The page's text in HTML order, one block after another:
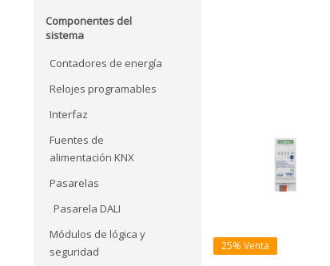
Componentes del
sistema
Contadores de energía
Relojes programables
Interfaz
Fuentes de
alimentación KNX
Pasarelas
Pasarela DALI
Módulos de lógica y
seguridad
25% Venta